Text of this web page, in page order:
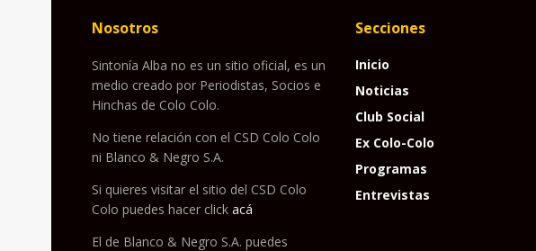
Nosotros
Sintonía Alba no es un sitio oficial, es un
medio creado por Periodistas, Socios e
Hinchas de Colo Colo.
No tiene relación con el CSD Colo Colo
ni Blanco & Negro S.A.
Si quieres visitar el sitio del CSD Colo
Colo puedes hacer click acá
El de Blanco & Negro S.A. puedes
Secciones
Inicio
Noticias
Club Social
Ex Colo-Colo
Programas
Entrevistas